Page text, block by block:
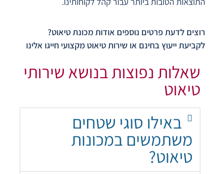
רוצים לדעת פרטים נוספים אודות מכונת טיאוט?
לקביעת ייעוץ בחינם או שירות טיאוט מקצועי חייגו אלינו
שאלות נפוצות בנושא שירותי
טיאוט
באילו סוגי שטחים
משתמשים במכונות
טיאוט?